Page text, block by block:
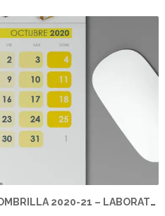
CALENDARIOS ALFOMBRILLA 2020-21 – LABORATORIOS SALVAT